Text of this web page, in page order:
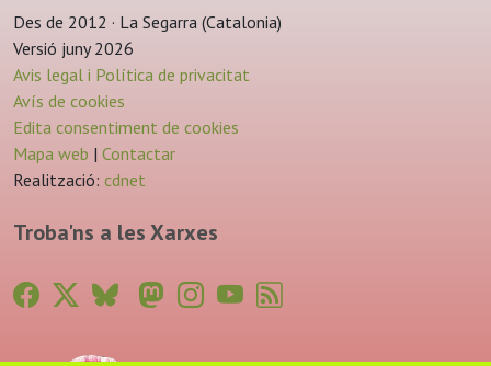
Des de 2012 · La Segarra (Catalonia)
Versió juny 2026
Avis legal i Política de privacitat
Avís de cookies
Edita consentiment de cookies
Mapa web | Contactar
Realització: cdnet
Troba'ns a les Xarxes